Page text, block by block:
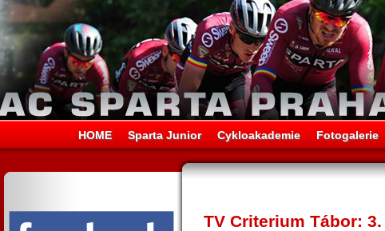
HOME Sparta Junior Cykloakademie Fotogalerie
TV Criterium Tábor: